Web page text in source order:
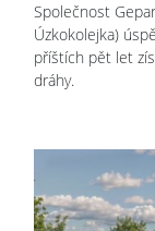
Společnost
Úzkokolejka)
příštích pět let
dráhy.